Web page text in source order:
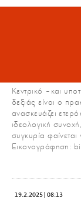
Κεντρικό –και
δεξιάς είναι ο
ανασκευάζει
ιδεολογική
συγκυρία
Εικονογράφηση:
19.2.2025 | 08:13